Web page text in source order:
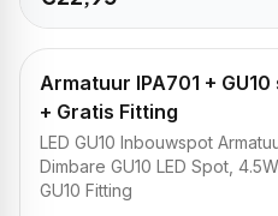
Armatuur IPA701 +
+ Gratis Fitting
LED GU10 Inbouwspot
Dimbare GU10 LED Spot,
GU10 Fitting